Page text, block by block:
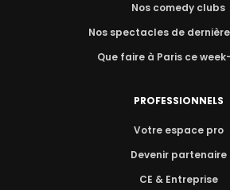
Nos comedy clubs
Nos spectacles de
Que faire à Paris ce
PROFESSIONNELS
Votre espace pro
Devenir partenaire
CE & Entreprise